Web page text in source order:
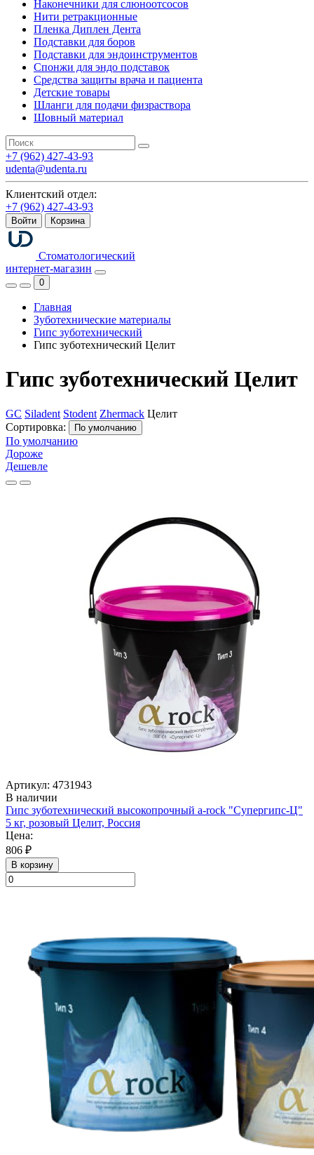
Наконечники для слюноотсосов
Нити ретракционные
Пленка Диплен Дента
Подставки для боров
Подставки для эндоинструментов
Спонжи для эндо подставок
Средства защиты врача и пациента
Детские товары
Шланги для подачи физраствора
Шовный материал
+7 (962) 427-43-93
udenta@udenta.ru
Клиентский отдел:
+7 (962) 427-43-93
Войти Корзина
Стоматологический
интернет-магазин
0
Главная
Зуботехнические материалы
Гипс зуботехнический
Гипс зуботехнический Целит
Гипс зуботехнический Целит
GC Siladent Stodent Zhermack Целит
Сортировка:
По умолчанию
По умолчанию
Дороже
Дешевле
Артикул: 4731943
В наличии
Гипс зуботехнический высокопрочный a-rock "Супергипс-Ц"
5 кг, розовый Целит, Россия
Цена:
806 ₽
В корзину